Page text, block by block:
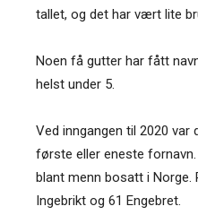
tallet, og det har vært lite
Noen få gutter har fått
helst under 5.
Ved inngangen til 2020 var
første eller eneste
blant menn bosatt i Norge.
Ingebrikt og 61 Engebret.